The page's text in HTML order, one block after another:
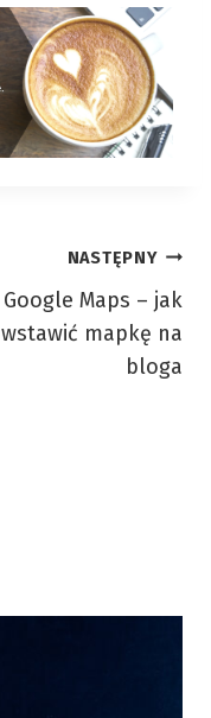
NASTĘPNY
Google Maps – jak
wstawić mapkę na
bloga